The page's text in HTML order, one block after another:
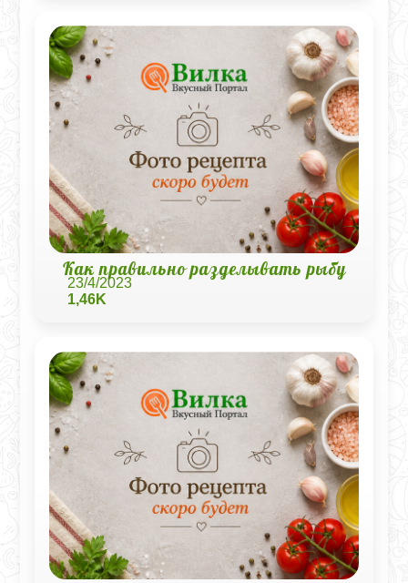
Как правильно разделывать рыбу
23/4/2023
1,46K